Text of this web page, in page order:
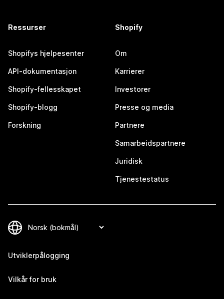
Ressurser
Shopifys hjelpesenter
API-dokumentasjon
Shopify-fellesskapet
Shopify-blogg
Forskning
Shopify
Om
Karrierer
Investorer
Presse og media
Partnere
Samarbeidspartnere
Juridisk
Tjenestestatus
Utviklerpålogging
Vilkår for bruk